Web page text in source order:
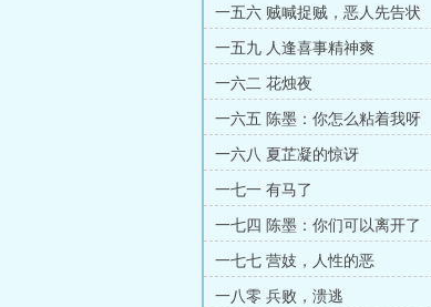
一五六 贼喊捉贼，恶人先告状
一五九 人逢喜事精神爽
一六二 花烛夜
一六五 陈墨：你怎么粘着我呀
一六八 夏芷凝的惊讶
一七一 有马了
一七四 陈墨：你们可以离开了
一七七 营妓，人性的恶
一八零 兵败，溃逃